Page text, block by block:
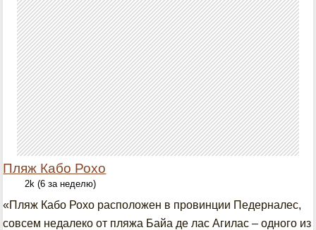
Пляж Кабо Рохо
2k (6 за неделю)
«Пляж Кабо Рохо расположен в провинции Педерналес,
совсем недалеко от пляжа Байа де лас Агилас – одного из